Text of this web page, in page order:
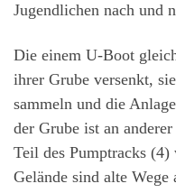
Jugendlichen nach und
Die einem U-Boot
ihrer Grube versenkt,
sammeln und die
der Grube ist an
Teil des Pumptracks (4)
Gelände sind alte Wege